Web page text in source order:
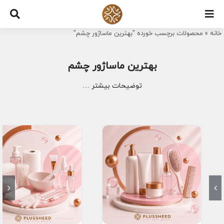
Skip
content
خانه » محصولات برچسب خورده "بهترین ماساژور چشم"
بهترین ماساژور چشم
توضیحات بیشتر …